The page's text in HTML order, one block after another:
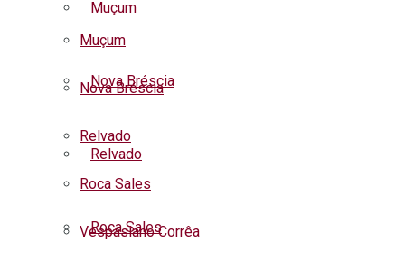
Muçum
Nova Bréscia
Relvado
Roca Sales
Muçum
Nova Bréscia
Relvado
Roca Sales
Vespasiano Corrêa